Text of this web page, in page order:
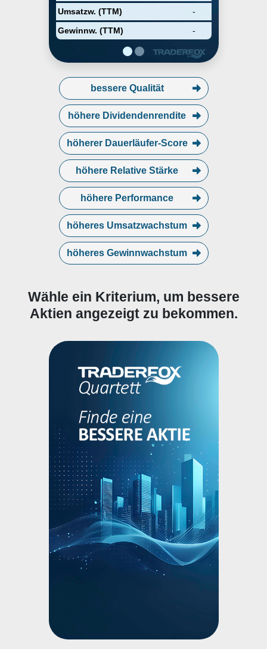
Umsatzw. (TTM)
-
Gewinnw. (TTM)
-
bessere Qualität
höhere Dividendenrendite
höherer Dauerläufer-Score
höhere Relative Stärke
höhere Performance
höheres Umsatzwachstum
höheres Gewinnwachstum
Wähle ein Kriterium, um bessere
Aktien angezeigt zu bekommen.